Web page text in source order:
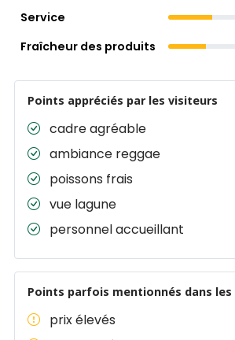
Service
Fraîcheur des produits
Points appréciés par les visiteurs
cadre agréable
ambiance reggae
poissons frais
vue lagune
personnel accueillant
Points parfois mentionnés dans les
prix élevés